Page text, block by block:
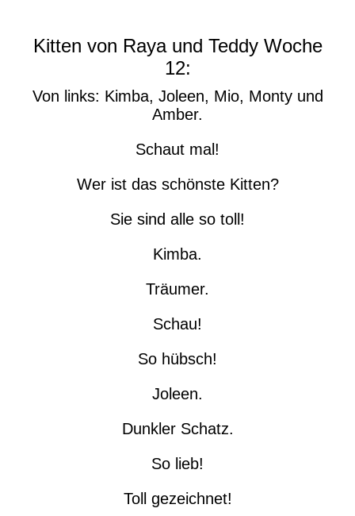
Kitten von Raya und Teddy Woche
12:
Von links: Kimba, Joleen, Mio, Monty und
Amber.
Schaut mal!
Wer ist das schönste Kitten?
Sie sind alle so toll!
Kimba.
Träumer.
Schau!
So hübsch!
Joleen.
Dunkler Schatz.
So lieb!
Toll gezeichnet!